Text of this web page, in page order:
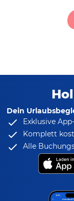
Dein
Exklusive
Komplett
Alle